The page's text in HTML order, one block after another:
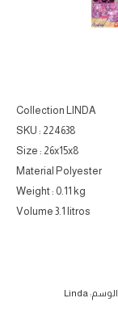
Collection LINDA
SKU : 224638
Size : 26x15x8
Material Polyester
Weight : 0.11 kg
Volume 3.1 litros
الوسم: Linda